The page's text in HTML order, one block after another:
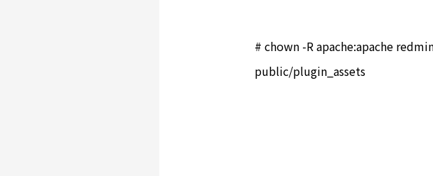
# chown -R apache:apache
public/plugin_assets